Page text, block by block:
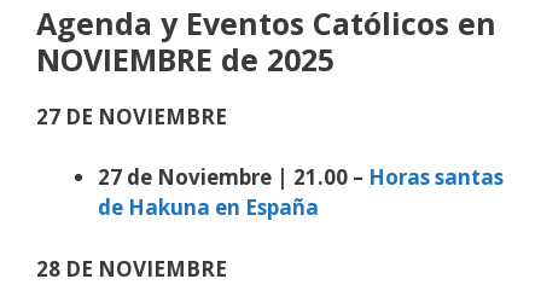
Agenda y Eventos Católicos en
NOVIEMBRE de 2025
27 DE NOVIEMBRE
27 de Noviembre | 21.00 – Horas santas
de Hakuna en España
28 DE NOVIEMBRE